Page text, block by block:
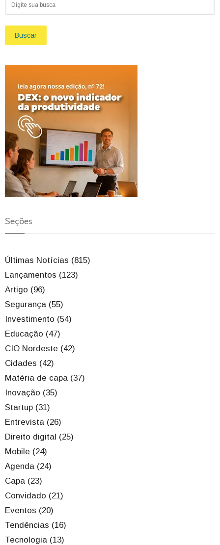
Buscar
Seções
Últimas Notícias (815)
Lançamentos (123)
Artigo (96)
Segurança (55)
Investimento (54)
Educação (47)
CIO Nordeste (42)
Cidades (42)
Matéria de capa (37)
Inovação (35)
Startup (31)
Entrevista (26)
Direito digital (25)
Mobile (24)
Agenda (24)
Capa (23)
Convidado (21)
Eventos (20)
Tendências (16)
Tecnologia (13)